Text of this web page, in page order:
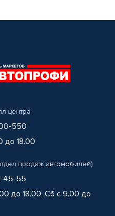
центра
550
до 18.00
продаж автомобилей)
45-55
до 18.00, Сб с 9.00 до